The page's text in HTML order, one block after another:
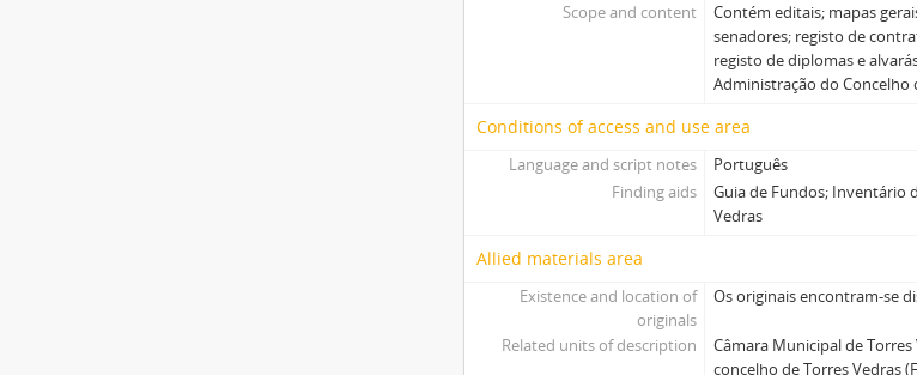
Scope and content
Contém editais; mapas
senadores; registo de
registo de diplomas e
Administração do Concelho
Conditions of access and use area
Language and script notes
Português
Finding aids
Guia de Fundos; Inventário
Vedras
Allied materials area
Existence and location of
originals
Os originais encontram-se
Related units of description
Câmara Municipal de Torres
concelho de Torres Vedras